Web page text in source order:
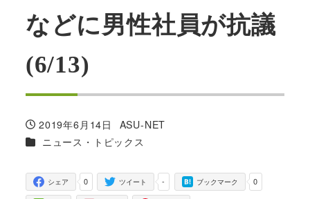
などに男性社員が抗議
(6/13)
投稿日
2019年6月14日
著
者
ASU-NET
カテゴリー
ニュース・トピックス
0
シェア -
ツイート 0
ブックマーク